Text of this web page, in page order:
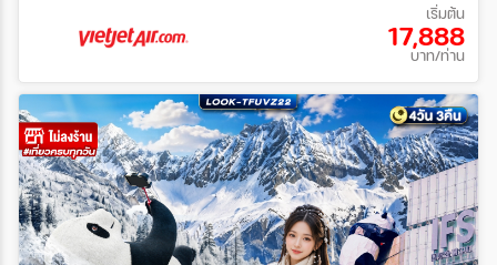
เริ่มต้น
17,888
บาท/ท่าน